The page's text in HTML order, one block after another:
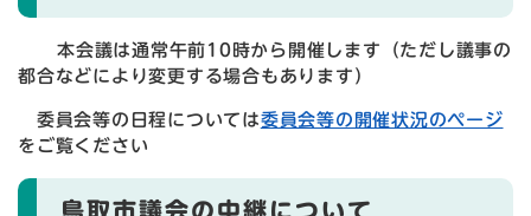
本会議は通常午前10時から開催します（ただし議事の
都合などにより変更する場合もあります）
委員会等の日程については委員会等の開催状況のページ
をご覧ください
鳥取市議会の中継について